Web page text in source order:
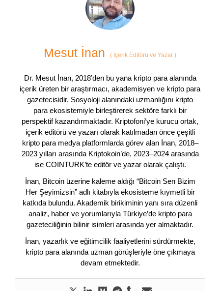
Mesut İnan ( İçerik Editörü ve Yazar )
Dr. Mesut İnan, 2018’den bu yana kripto para alanında
içerik üreten bir araştırmacı, akademisyen ve kripto para
gazetecisidir. Sosyoloji alanındaki uzmanlığını kripto
para ekosistemiyle birleştirerek sektöre farklı bir
perspektif kazandırmaktadır. Kriptofoni’ye kurucu ortak,
içerik editörü ve yazarı olarak katılmadan önce çeşitli
kripto para medya platformlarda görev alan İnan, 2018–
2023 yılları arasında Kriptokoin’de, 2023–2024 arasında
ise COINTURK’te editör ve yazar olarak çalıştı.
İnan, Bitcoin üzerine kaleme aldığı “Bitcoin Sen Bizim
Her Şeyimizsin” adlı kitabıyla ekosisteme kıymetli bir
katkıda bulundu. Akademik birikiminin yanı sıra düzenli
analiz, haber ve yorumlarıyla Türkiye’de kripto para
gazeteciliğinin bilinir isimleri arasında yer almaktadır.
İnan, yazarlık ve eğitimcilik faaliyetlerini sürdürmekte,
kripto para alanında uzman görüşleriyle öne çıkmaya
devam etmektedir.